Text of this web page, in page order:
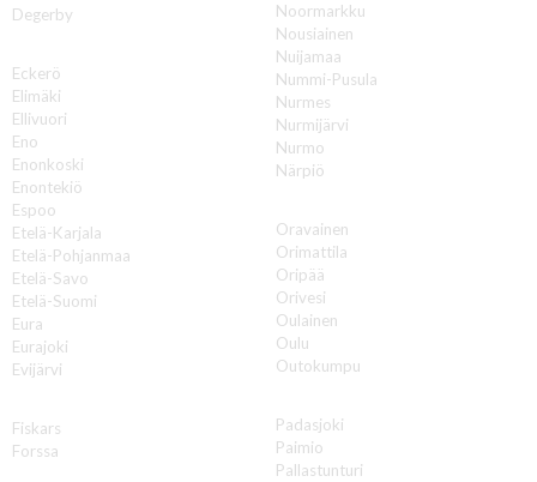
Degerby
Eckerö
Elimäki
Ellivuori
Eno
Enonkoski
Enontekiö
Espoo
Etelä-Karjala
Etelä-Pohjanmaa
Etelä-Savo
Etelä-Suomi
Eura
Eurajoki
Evijärvi
Fiskars
Forssa
Noormarkku
Nousiainen
Nuijamaa
Nummi-Pusula
Nurmes
Nurmijärvi
Nurmo
Närpiö
Oravainen
Orimattila
Oripää
Orivesi
Oulainen
Oulu
Outokumpu
Padasjoki
Paimio
Pallastunturi